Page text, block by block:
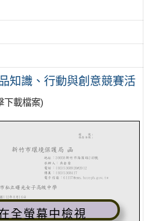
知識、行動與創意競賽活
下載檔案)
全螢幕中檢視